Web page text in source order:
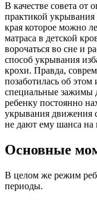
В качестве совета от
практикой укрывания
края которое можно
матраса в детской
ворочаться во сне и
способ укрывания
крохи. Правда,
позаботилась об этом
специальные зажимы
ребенку постоянно
укрывания движения
не дают ему шанса на
Основные
В целом же режим
периоды.